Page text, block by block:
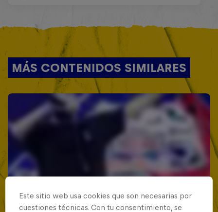
MÁS CONTENIDOS SIMILARES
Este sitio web usa cookies que son necesarias por
cuestiones técnicas. Con tu consentimiento, se